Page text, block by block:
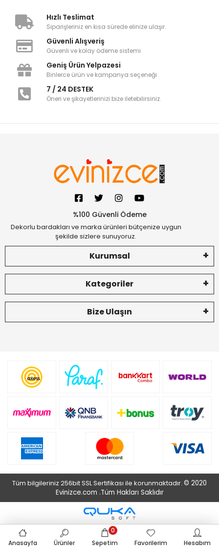
Hızlı Teslimat
Siparişleriniz en kısa sürede elinize ulaşır.
Güvenli Alışveriş
Güvenli ve kolay ödeme sistemi
Geniş Ürün Yelpazesi
Binlerce ürün ve kampanya seçeneği
7 / 24 DESTEK
Öneri ve şikayetlerinizi bize iletebilirsiniz.
%100 Güvenli Ödeme
Dekorlu bardakları ve marka ürünleri bütçenize uygun
şekilde sizlere sunuyoruz.
Kurumsal
Kategoriler
Bize Ulaşın
Tüm bilgileriniz 256bit SSL Sertifikası ile korunmaktadır. © 2020
Evinizce.com .Tüm Hakları Saklıdır
Anasayfa Ürünler Sepetim
0
Favorilerim
Hesabım